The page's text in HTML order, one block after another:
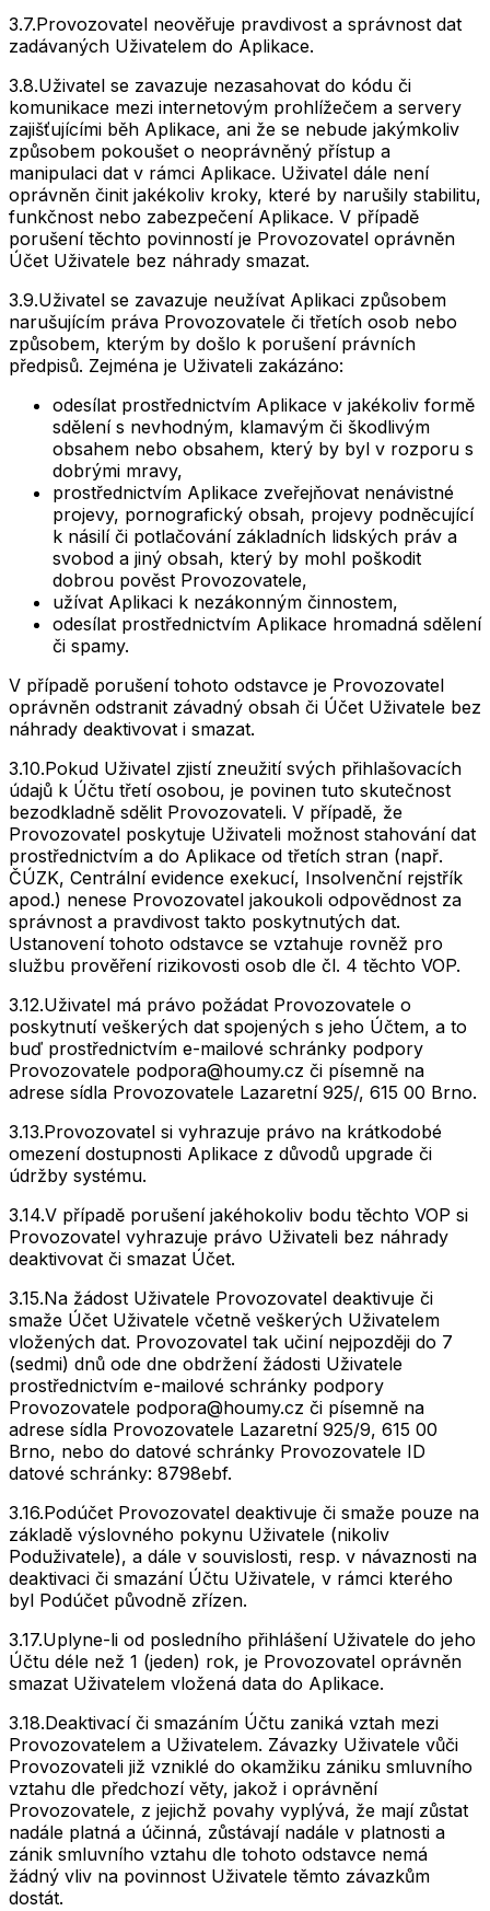
3.7.Provozovatel neověřuje pravdivost a správnost dat
zadávaných Uživatelem do Aplikace.
3.8.Uživatel se zavazuje nezasahovat do kódu či
komunikace mezi internetovým prohlížečem a servery
zajišťujícími běh Aplikace, ani že se nebude jakýmkoliv
způsobem pokoušet o neoprávněný přístup a
manipulaci dat v rámci Aplikace. Uživatel dále není
oprávněn činit jakékoliv kroky, které by narušily stabilitu,
funkčnost nebo zabezpečení Aplikace. V případě
porušení těchto povinností je Provozovatel oprávněn
Účet Uživatele bez náhrady smazat.
3.9.Uživatel se zavazuje neužívat Aplikaci způsobem
narušujícím práva Provozovatele či třetích osob nebo
způsobem, kterým by došlo k porušení právních
předpisů. Zejména je Uživateli zakázáno:
odesílat prostřednictvím Aplikace v jakékoliv formě
sdělení s nevhodným, klamavým či škodlivým
obsahem nebo obsahem, který by byl v rozporu s
dobrými mravy,
prostřednictvím Aplikace zveřejňovat nenávistné
projevy, pornografický obsah, projevy podněcující
k násilí či potlačování základních lidských práv a
svobod a jiný obsah, který by mohl poškodit
dobrou pověst Provozovatele,
užívat Aplikaci k nezákonným činnostem,
odesílat prostřednictvím Aplikace hromadná sdělení
či spamy.
V případě porušení tohoto odstavce je Provozovatel
oprávněn odstranit závadný obsah či Účet Uživatele bez
náhrady deaktivovat i smazat.
3.10.Pokud Uživatel zjistí zneužití svých přihlašovacích
údajů k Účtu třetí osobou, je povinen tuto skutečnost
bezodkladně sdělit Provozovateli. V případě, že
Provozovatel poskytuje Uživateli možnost stahování dat
prostřednictvím a do Aplikace od třetích stran (např.
ČÚZK, Centrální evidence exekucí, Insolvenční rejstřík
apod.) nenese Provozovatel jakoukoli odpovědnost za
správnost a pravdivost takto poskytnutých dat.
Ustanovení tohoto odstavce se vztahuje rovněž pro
službu prověření rizikovosti osob dle čl. 4 těchto VOP.
3.12.Uživatel má právo požádat Provozovatele o
poskytnutí veškerých dat spojených s jeho Účtem, a to
buď prostřednictvím e-mailové schránky podpory
Provozovatele podpora@houmy.cz či písemně na
adrese sídla Provozovatele Lazaretní 925/, 615 00 Brno.
3.13.Provozovatel si vyhrazuje právo na krátkodobé
omezení dostupnosti Aplikace z důvodů upgrade či
údržby systému.
3.14.V případě porušení jakéhokoliv bodu těchto VOP si
Provozovatel vyhrazuje právo Uživateli bez náhrady
deaktivovat či smazat Účet.
3.15.Na žádost Uživatele Provozovatel deaktivuje či
smaže Účet Uživatele včetně veškerých Uživatelem
vložených dat. Provozovatel tak učiní nejpozději do 7
(sedmi) dnů ode dne obdržení žádosti Uživatele
prostřednictvím e-mailové schránky podpory
Provozovatele podpora@houmy.cz či písemně na
adrese sídla Provozovatele Lazaretní 925/9, 615 00
Brno, nebo do datové schránky Provozovatele ID
datové schránky: 8798ebf.
3.16.Podúčet Provozovatel deaktivuje či smaže pouze na
základě výslovného pokynu Uživatele (nikoliv
Poduživatele), a dále v souvislosti, resp. v návaznosti na
deaktivaci či smazání Účtu Uživatele, v rámci kterého
byl Podúčet původně zřízen.
3.17.Uplyne-li od posledního přihlášení Uživatele do jeho
Účtu déle než 1 (jeden) rok, je Provozovatel oprávněn
smazat Uživatelem vložená data do Aplikace.
3.18.Deaktivací či smazáním Účtu zaniká vztah mezi
Provozovatelem a Uživatelem. Závazky Uživatele vůči
Provozovateli již vzniklé do okamžiku zániku smluvního
vztahu dle předchozí věty, jakož i oprávnění
Provozovatele, z jejichž povahy vyplývá, že mají zůstat
nadále platná a účinná, zůstávají nadále v platnosti a
zánik smluvního vztahu dle tohoto odstavce nemá
žádný vliv na povinnost Uživatele těmto závazkům
dostát.